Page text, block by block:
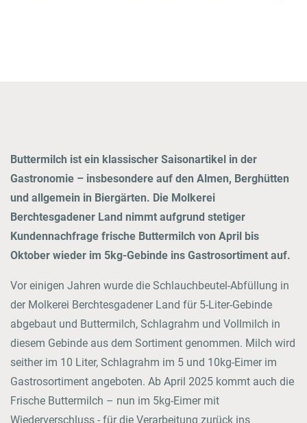
Buttermilch ist ein klassischer Saisonartikel in der
Gastronomie – insbesondere auf den Almen, Berghütten
und allgemein in Biergärten. Die Molkerei
Berchtesgadener Land nimmt aufgrund stetiger
Kundennachfrage frische Buttermilch von April bis
Oktober wieder im 5kg-Gebinde ins Gastrosortiment auf.
Vor einigen Jahren wurde die Schlauchbeutel-Abfüllung in
der Molkerei Berchtesgadener Land für 5-Liter-Gebinde
abgebaut und Buttermilch, Schlagrahm und Vollmilch in
diesem Gebinde aus dem Sortiment genommen. Milch wird
seither im 10 Liter, Schlagrahm im 5 und 10kg-Eimer im
Gastrosortiment angeboten. Ab April 2025 kommt auch die
Frische Buttermilch – nun im 5kg-Eimer mit
Wiederverschluss - für die Verarbeitung zurück ins